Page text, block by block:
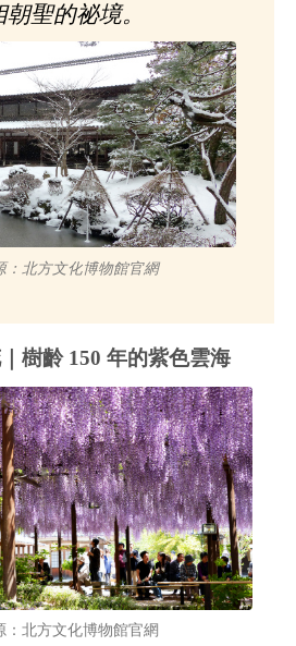
聖的祕境。
：北方文化博物館官網
樹齡 150 年的紫色雲海
：北方文化博物館官網